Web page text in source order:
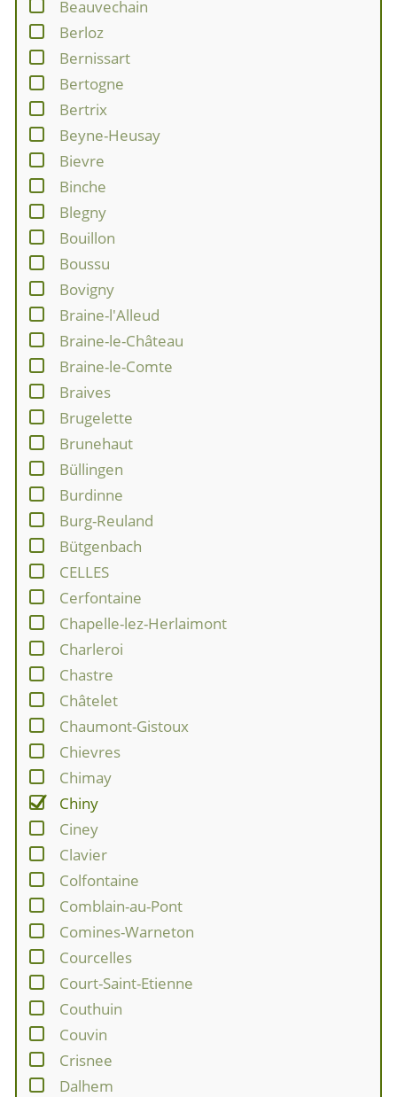
Beauvechain
Berloz
Bernissart
Bertogne
Bertrix
Beyne-Heusay
Bievre
Binche
Blegny
Bouillon
Boussu
Bovigny
Braine-l'Alleud
Braine-le-Château
Braine-le-Comte
Braives
Brugelette
Brunehaut
Büllingen
Burdinne
Burg-Reuland
Bütgenbach
CELLES
Cerfontaine
Chapelle-lez-Herlaimont
Charleroi
Chastre
Châtelet
Chaumont-Gistoux
Chievres
Chimay
Chiny
Ciney
Clavier
Colfontaine
Comblain-au-Pont
Comines-Warneton
Courcelles
Court-Saint-Etienne
Couthuin
Couvin
Crisnee
Dalhem